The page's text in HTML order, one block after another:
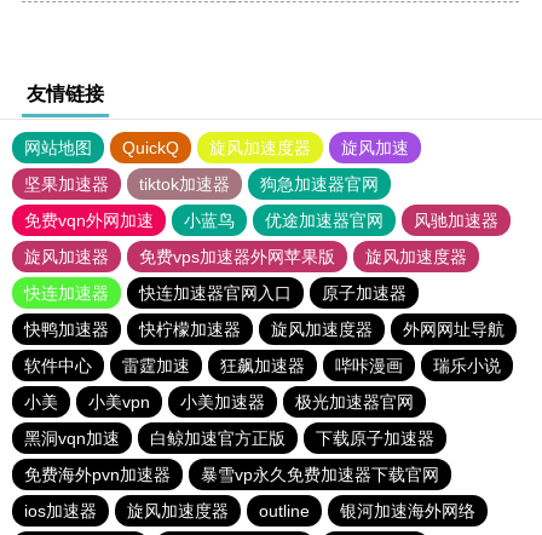
友情链接
网站地图 QuickQ 旋风加速度器
旋风加速
坚果加速器
tiktok加速器
狗急加速器官网
免费vqn外网加速
小蓝鸟 优途加速器官网
风驰加速器
旋风加速器
免费vps加速器外网苹果版
旋风加速度器
快连加速器
快连加速器官网入口
原子加速器
快鸭加速器
快柠檬加速器 旋风加速度器
外网网址导航
软件中心
雷霆加速 狂飙加速器 哔咔漫画
瑞乐小说
小美
小美vpn 小美加速器
极光加速器官网
黑洞vqn加速
白鲸加速官方正版
下载原子加速器
免费海外pvn加速器
暴雪vp永久免费加速器下载官网
ios加速器
旋风加速度器 outline 银河加速海外网络